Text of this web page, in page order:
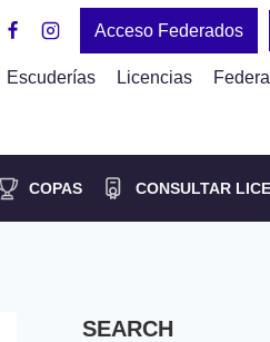
Acceso Federados
Escuderías Licencias
COPAS CONSULTAR
SEARCH